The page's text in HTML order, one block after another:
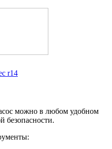
r14
можно в любом удобном
безопасности.